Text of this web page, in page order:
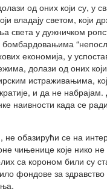
од оних који су, у
владају светом, који
света у дужничком
бомбардовањима
економија, у
долази од оних
истраживањима,
и да не набрајам.
наивности када се
обазирући се на
чињенице које нико
са короном били су
фондове за здравство